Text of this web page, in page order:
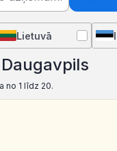
Lietuvā
no 1 līdz 20.